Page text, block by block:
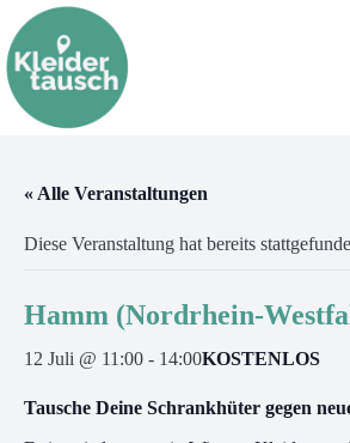
« Alle Veranstaltungen
Diese Veranstaltung hat bereits
Hamm (Nordrhein-
12 Juli @ 11:00 - 14:00KOSTENLOS
Tausche Deine Schrankhüter gegen